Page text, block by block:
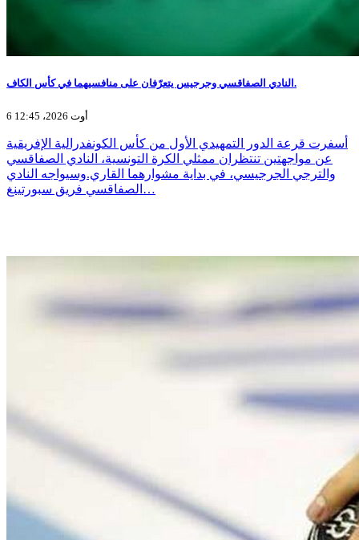
النادي الصفاقسي وجرجيس يتعرّفان على منافسيهما في كأس الكاف.
6 أوت 2026، 12:45
أسفرت قرعة الدور التمهيدي الأول من كأس الكونفدرالية الإفريقية
عن مواجهتين تنتظران ممثلي الكرة التونسية، النادي الصفاقسي
والترجي الجرجيسي، في بداية مشوارهما القاري.وسيواجه النادي
الصفاقسي فريق سبورتينغ…